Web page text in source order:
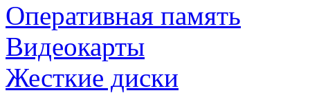
Оперативная память
Видеокарты
Жесткие диски